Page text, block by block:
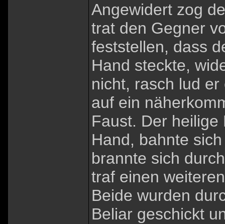
Angewidert zog
trat den Gegner
feststellen, dass
Hand steckte,
nicht, rasch lud
auf ein
Faust. Der
Hand, bahnte
brannte sich
traf einen
Beide wurden
Beliar geschickt